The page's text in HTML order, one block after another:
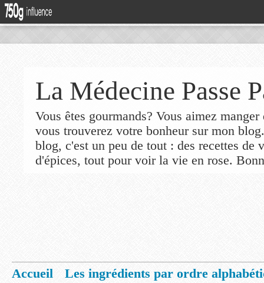
La Médecine Passe
Vous êtes gourmands? Vous aimez
vous trouverez votre bonheur sur mon
blog, c'est un peu de tout : des recettes de
d'épices, tout pour voir la vie en rose.
Accueil
Les ingrédients par ordre